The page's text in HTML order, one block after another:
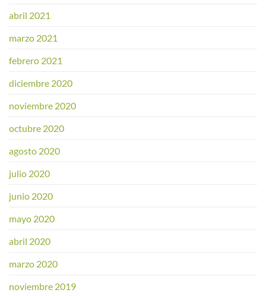
abril 2021
marzo 2021
febrero 2021
diciembre 2020
noviembre 2020
octubre 2020
agosto 2020
julio 2020
junio 2020
mayo 2020
abril 2020
marzo 2020
noviembre 2019